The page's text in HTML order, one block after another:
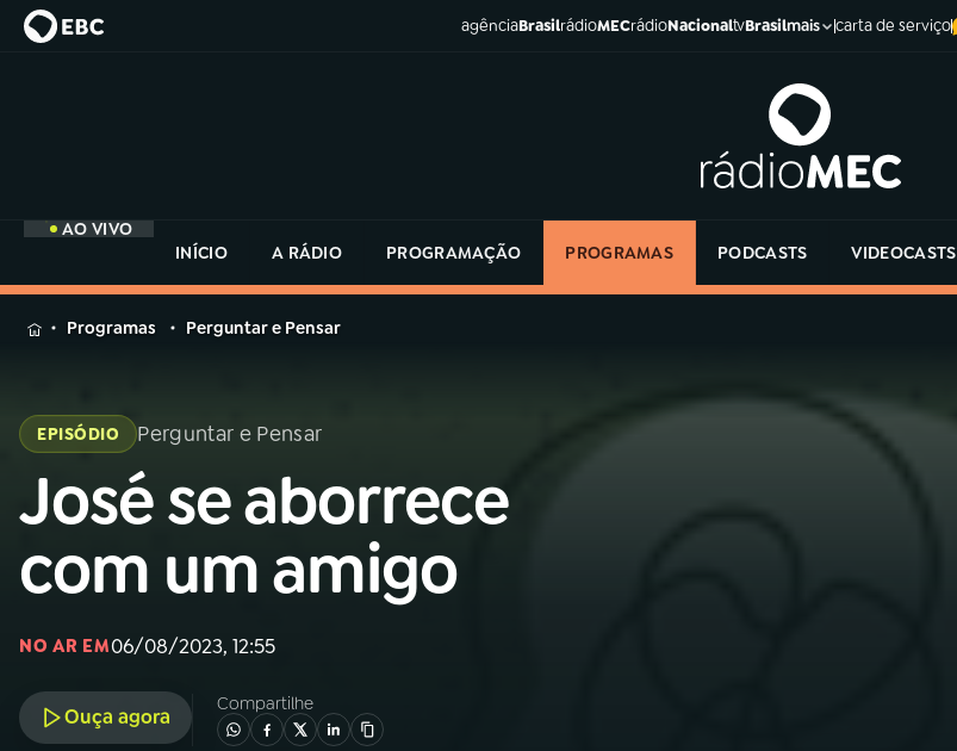
agênciaBrasilrádioMECrádioNacionaltvBrasilmais carta de serviço
AO VIVO
INÍCIO
A RÁDIO PROGRAMAÇÃO PROGRAMAS PODCASTS VIDEOCASTS
MENU
Buscar
na
Rádio
Início AO VIVO
01
Rádio
MEC
Programas Perguntar e Pensar
EPISÓDIO Perguntar e Pensar
José se aborrece
com um amigo
NO AR EM06/08/2023, 12:55
Ouça agora
Compartilhe